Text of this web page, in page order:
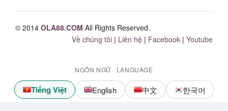
© 2014 OLA88.COM All Rights Reserved.
Về chúng tôi | Liên hệ | Facebook | Youtube
NGÔN NGỮ · LANGUAGE
Tiếng Việt English 中文 한국어